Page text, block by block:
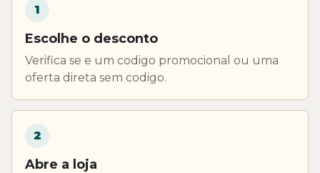
1
Escolhe o desconto
Verifica se e um codigo promocional ou uma
oferta direta sem codigo.
2
Abre a loja